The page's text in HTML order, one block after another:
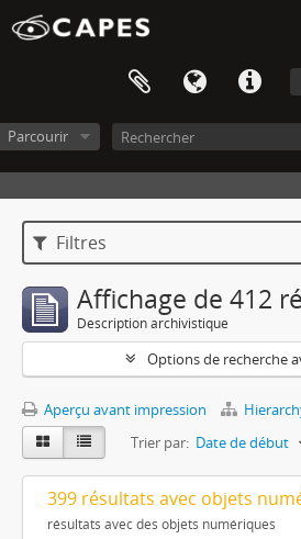
Parcourir
Filtres
Affichage de 412
Description archivistique
Options de recherche
Aperçu avant impression
Trier par: Date de début
399 résultats avec objets
résultats avec des objets numériques